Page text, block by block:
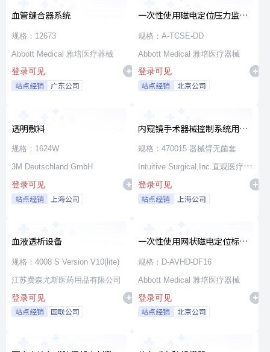
血管缝合器系统
规格：12673
Abbott Medical 雅培医疗器械
登录可见
站点经销 广东公司
一次性使用磁电定位压力监测
消融导管
规格：A-TCSE-DD
Abbott Medical 雅培医疗器械
登录可见
站点经销 北京公司
透明敷料
规格：1624W
3M Deutschland GmbH
登录可见
站点经销 上海公司
内窥镜手术器械控制系统用无
源器械和附件
规格：470015 器械臂无菌套
Intuitive Surgical,Inc.直观医疗公
司
登录可见
站点经销 上海公司
血液透析设备
规格：4008 S Version V10(lite)
江苏费森尤斯医药用品有限公司
登录可见
站点经销 国联公司
一次性使用网状磁电定位标测
导管
规格：D-AVHD-DF16
Abbott Medical 雅培医疗器械
登录可见
站点经销 北京公司